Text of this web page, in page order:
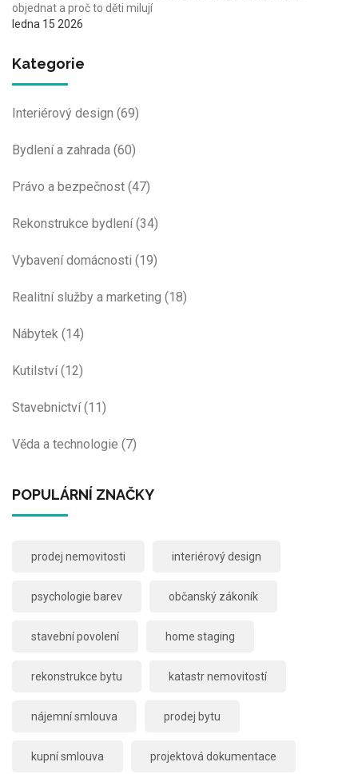
objednat a proč to děti milují
ledna 15 2026
Kategorie
Interiérový design (69)
Bydlení a zahrada (60)
Právo a bezpečnost (47)
Rekonstrukce bydlení(34)
Vybavení domácnosti (19)
Realitní služby a marketing (18)
Nábytek (14)
Kutilství(12)
Stavebnictví(11)
Věda a technologie (7)
POPULÁRNÍ ZNAČKY
prodej nemovitosti interiérový design
psychologie barev občanský zákoník
stavební povolení home staging
rekonstrukce bytu katastr nemovitostí
nájemní smlouva prodej bytu
kupní smlouva projektová dokumentace